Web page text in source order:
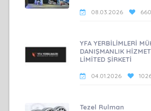
08.03.2026 660
YFA YERBİLİMLERİ
DANIŞMANLIK
LİMİTED ŞİRKETİ
04.01.2026
Tezel Rulman